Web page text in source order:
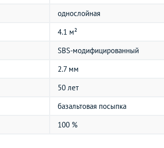
однослойная
4.1 м²
SBS-модифицированный
2.7 мм
50 лет
базальтовая посыпка
100 %